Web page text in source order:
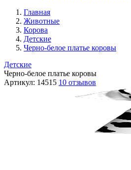
Главная
Животные
Корова
Детские
Черно-белое платье коровы
Детские
Черно-белое платье коровы
Артикул: 14515 10 отзывов